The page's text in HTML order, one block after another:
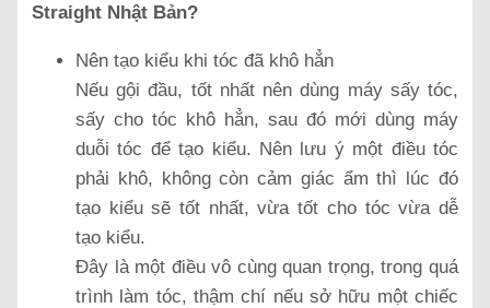
Straight Nhật Bản?
Nên tạo kiểu khi tóc đã khô hẳn
Nếu gội đầu, tốt nhất nên dùng máy sấy tóc,
sấy cho tóc khô hẳn, sau đó mới dùng máy
duỗi tóc để tạo kiểu. Nên lưu ý một điều tóc
phải khô, không còn cảm giác ẩm thì lúc đó
tạo kiểu sẽ tốt nhất, vừa tốt cho tóc vừa dễ
tạo kiểu.
Đây là một điều vô cùng quan trọng, trong quá
trình làm tóc, thậm chí nếu sở hữu một chiếc